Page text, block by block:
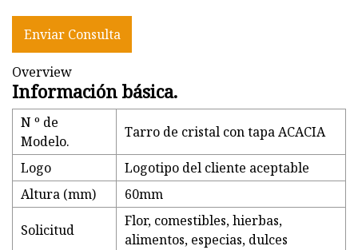
Enviar Consulta
Overview
Información básica.
N º de
Modelo.
Tarro de cristal con tapa ACACIA
Logo
Logotipo del cliente aceptable
Altura (mm)
60mm
Solicitud
Flor, comestibles, hierbas,
alimentos, especias, dulces